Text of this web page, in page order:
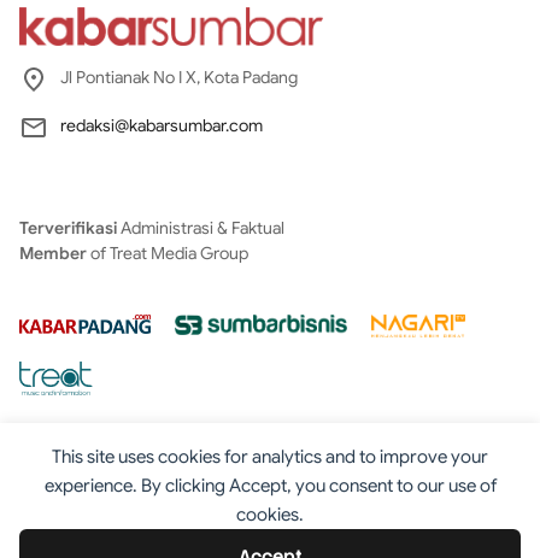
This site uses cookies for analytics and to improve your
experience. By clicking Accept, you consent to our use of
cookies.
Jl Pontianak No I X, Kota Padang
redaksi@kabarsumbar.com
TerverifikasiAdministrasi & Faktual
Memberof Treat Media Group
Tentang Redaksi Kontak Disclaimer
Iklan